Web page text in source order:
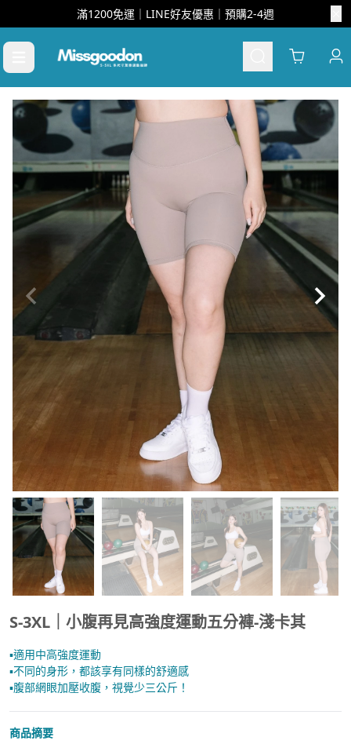
滿1200免運｜LINE好友優惠｜預購2-4週
Cart
S-3XL｜小腹再見高強度運動五分褲-淺卡其
▪︎適用中高強度運動
▪︎不同的身形，都該享有同樣的舒適感
▪︎腹部網眼加壓收腹，視覺少三公斤！
商品摘要